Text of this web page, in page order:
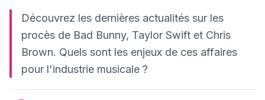
Découvrez les dernières actualités sur les
procès de Bad Bunny, Taylor Swift et Chris
Brown. Quels sont les enjeux de ces affaires
pour l'industrie musicale ?